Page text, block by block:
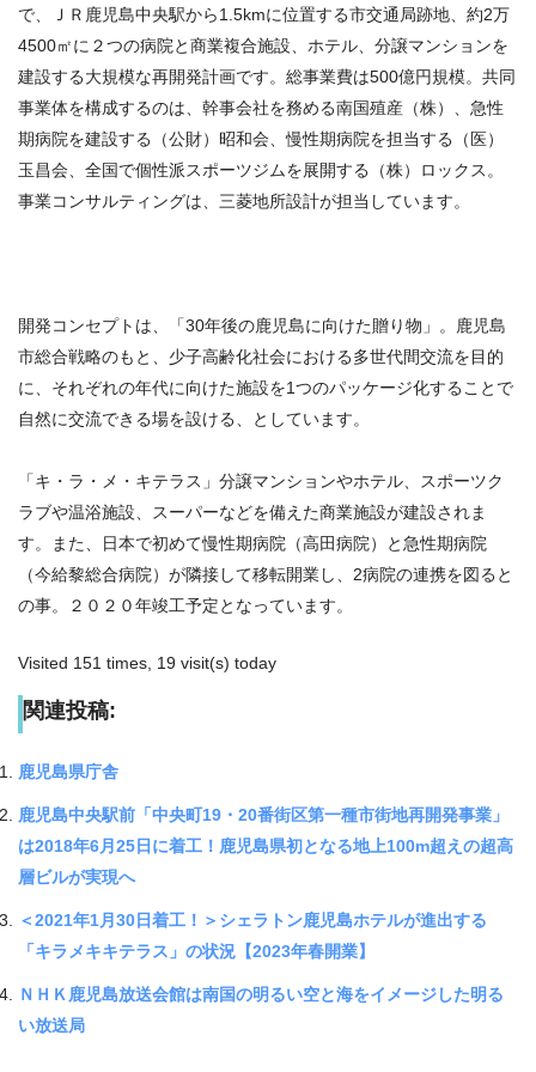
で、ＪＲ鹿児島中央駅から1.5kmに位置する市交通局跡地、約2万
4500㎡に２つの病院と商業複合施設、ホテル、分譲マンションを
建設する大規模な再開発計画です。総事業費は500億円規模。共同
事業体を構成するのは、幹事会社を務める南国殖産（株）、急性
期病院を建設する（公財）昭和会、慢性期病院を担当する（医）
玉昌会、全国で個性派スポーツジムを展開する（株）ロックス。
事業コンサルティングは、三菱地所設計が担当しています。
開発コンセプトは、「30年後の鹿児島に向けた贈り物」。鹿児島
市総合戦略のもと、少子高齢化社会における多世代間交流を目的
に、それぞれの年代に向けた施設を1つのパッケージ化することで
自然に交流できる場を設ける、としています。
「キ・ラ・メ・キテラス」分譲マンションやホテル、スポーツク
ラブや温浴施設、スーパーなどを備えた商業施設が建設されま
す。また、日本で初めて慢性期病院（高田病院）と急性期病院
（今給黎総合病院）が隣接して移転開業し、2病院の連携を図ると
の事。２０２０年竣工予定となっています。
Visited 151 times, 19 visit(s) today
関連投稿:
鹿児島県庁舎
鹿児島中央駅前「中央町19・20番街区第一種市街地再開発事業」
は2018年6月25日に着工！鹿児島県初となる地上100m超えの超高
層ビルが実現へ
＜2021年1月30日着工！＞シェラトン鹿児島ホテルが進出する
「キラメキキテラス」の状況【2023年春開業】
ＮＨＫ鹿児島放送会館は南国の明るい空と海をイメージした明る
い放送局